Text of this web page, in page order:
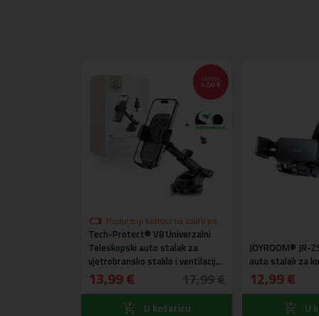
UŠTEDA
4,00 €
Posljednji komad na zalihi po
akcijskoj cijeni
Tech-Protect® V8 Univerzalni
Teleskopski auto stalak za
vjetrobransko staklo i ventilaciju
- ZAMJENSKA AMBALAŽA -
TESTIRAN - NOVI
13,99 €
U košaricu
JOYROOM® JR-
auto stalak za
12,99 €
U